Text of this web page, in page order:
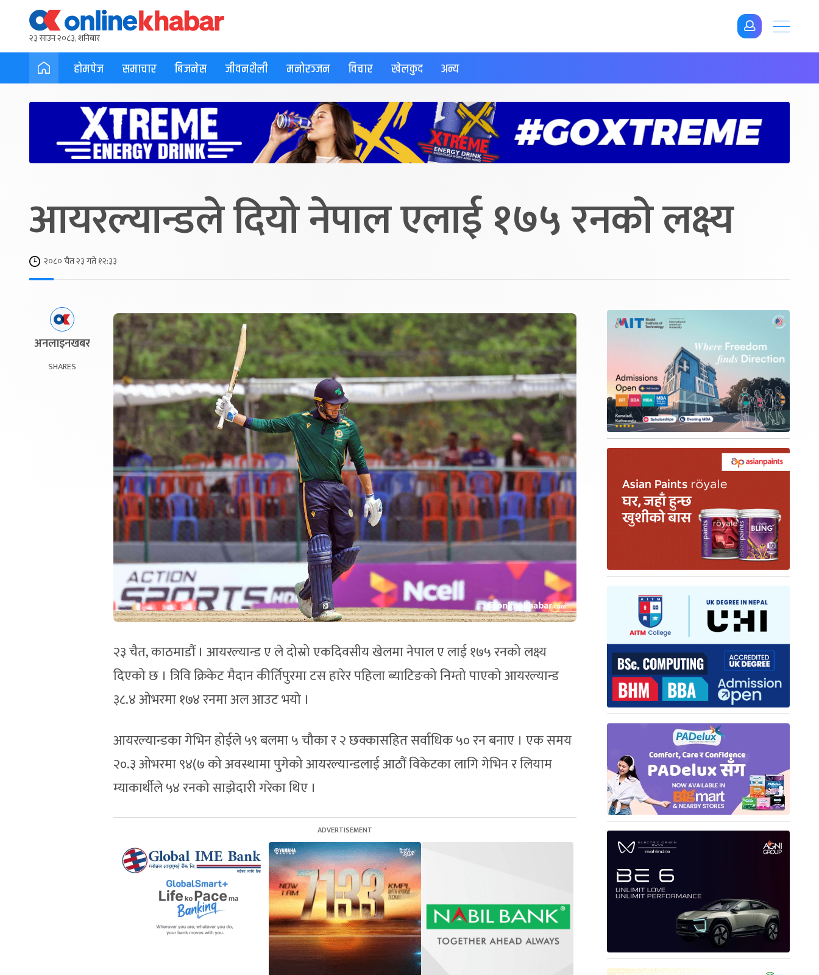
२३ साउन २०८३, शनिबार
होमपेज समाचार बिजनेस जीवनशैली मनोरञ्जन विचार खेलकुद अन्य
आयरल्यान्डले दियो नेपाल एलाई १७५ रनको लक्ष्य
२०८० चैत २३ गते १२:३३
अनलाइनखबर
SHARES
२३ चैत, काठमाडौं । आयरल्यान्ड ए ले दोस्रो एकदिवसीय खेलमा नेपाल ए लाई १७५ रनको लक्ष्य
दिएको छ । त्रिवि क्रिकेट मैदान कीर्तिपुरमा टस हारेर पहिला ब्याटिङको निम्तो पाएको आयरल्यान्ड
३८.४ ओभरमा १७४ रनमा अल आउट भयो ।
आयरल्यान्डका गेभिन होईले ५९ बलमा ५ चौका र २ छक्कासहित सर्वाधिक ५० रन बनाए । एक समय
२०.३ ओभरमा ९४(७ को अवस्थामा पुगेको आयरल्यान्डलाई आठौं विकेटका लागि गेभिन र लियाम
म्याकार्थीले ५४ रनको साझेदारी गरेका थिए ।